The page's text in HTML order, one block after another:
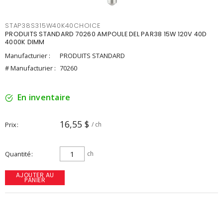
STAP38S315W40K40CHOICE
PRODUITS STANDARD 70260 AMPOULE DEL PAR38 15W 120V 40D
4000K DIMM
Manufacturier :
PRODUITS STANDARD
# Manufacturier : 70260
En inventaire
Prix 16,55 $ / ch
Quantité ch
AJOUTER AU
PANIER